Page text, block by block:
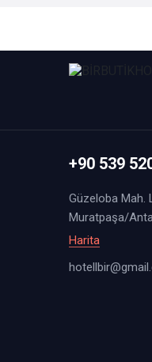
+90 539
Güzeloba Mah.
Muratpaşa/
Harita